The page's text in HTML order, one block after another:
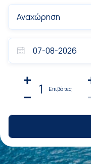
1 Επιβάτες